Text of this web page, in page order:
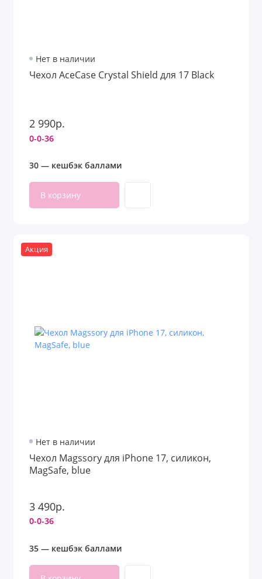
Нет в наличии
Чехол AceCase Crystal Shield для 17 Black
2 990р.
0-0-36
30 — кешбэк баллами
В корзину
Акция
Нет в наличии
Чехол Magssory для iPhone 17, силикон,
MagSafe, blue
3 490р.
0-0-36
35 — кешбэк баллами